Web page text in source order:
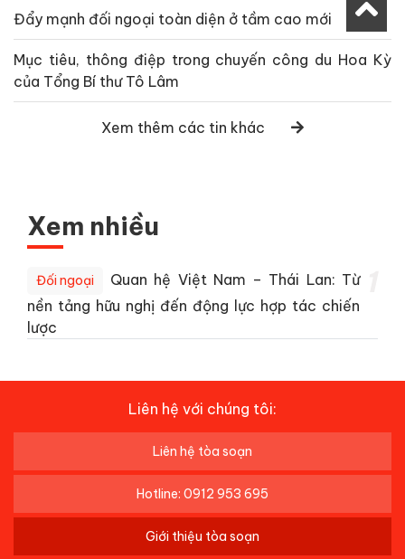
Đẩy mạnh đối ngoại toàn diện ở tầm cao mới
Mục tiêu, thông điệp trong chuyến công du Hoa Kỳ
của Tổng Bí thư Tô Lâm
Xem thêm các tin khác
Xem nhiều
Đối ngoại
Quan hệ Việt Nam – Thái Lan: Từ
nền tảng hữu nghị đến động lực hợp tác chiến
lược
Liên hệ với chúng tôi:
Liên hệ tòa soạn
Hotline: 0912 953 695
Giới thiệu tòa soạn